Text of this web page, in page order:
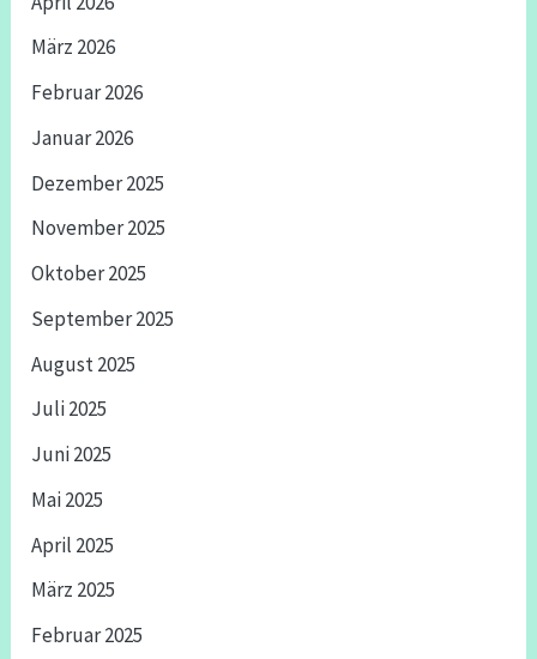
März 2026
Februar 2026
Januar 2026
Dezember 2025
November 2025
Oktober 2025
September 2025
August 2025
Juli 2025
Juni 2025
Mai 2025
April 2025
März 2025
Februar 2025